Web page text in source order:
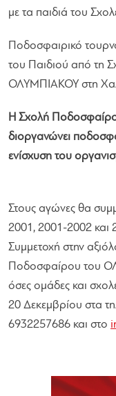
με τα παιδιά του
Ποδοσφαιρικό
του Παιδιού από τη
ΟΛΥΜΠΙΑΚΟΥ στη
Η Σχολή
διοργανώνει
ενίσχυση του
Στους αγώνες θα
2001, 2001-2002 και
Συμμετοχή στην
Ποδοσφαίρου του
όσες ομάδες και
20 Δεκεμβρίου στα
6932257686 και στο